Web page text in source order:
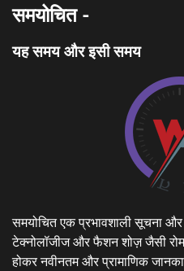
समयोचित -
यह समय और इसी समय
समयोचित एक प्रभावशाली सूचना
टेक्नोलॉजीज और फैशन शोज़ जैसी
होकर नवीनतम और प्रामाणिक